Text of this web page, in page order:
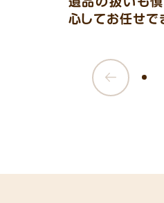
心してお任せで